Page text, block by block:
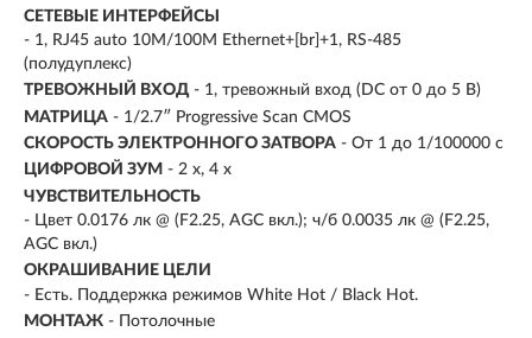
СЕТЕВЫЕ ИНТЕРФЕЙСЫ
- 1, RJ45 auto 10M/100M Ethernet+[br]+1, RS-485
(полудуплекс)
ТРЕВОЖНЫЙ ВХОД - 1, тревожный вход (DC от 0 до 5 В)
МАТРИЦА - 1/2.7″ Progressive Scan CMOS
СКОРОСТЬ ЭЛЕКТРОННОГО ЗАТВОРА - От 1 до 1/100000 с
ЦИФРОВОЙ ЗУМ - 2 х, 4 х
ЧУВСТВИТЕЛЬНОСТЬ
- Цвет 0.0176 лк @ (F2.25, AGC вкл.); ч/б 0.0035 лк @ (F2.25,
AGC вкл.)
ОКРАШИВАНИЕ ЦЕЛИ
- Есть. Поддержка режимов White Hot / Black Hot.
МОНТАЖ - Потолочные